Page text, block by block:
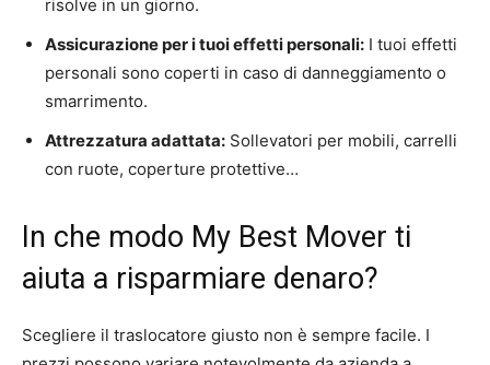
risolve in un giorno.
Assicurazione per i tuoi effetti personali: I tuoi effetti
personali sono coperti in caso di danneggiamento o
smarrimento.
Attrezzatura adattata: Sollevatori per mobili, carrelli
con ruote, coperture protettive…
In che modo My Best Mover ti
aiuta a risparmiare denaro?
Scegliere il traslocatore giusto non è sempre facile. I